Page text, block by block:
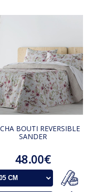
BOUTI REVERSIBLE
SANDER
48.00€